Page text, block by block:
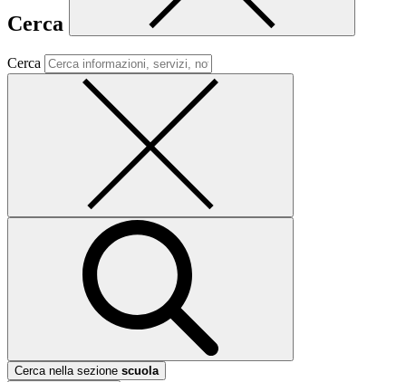
Cerca
Cerca
Cerca nella sezione scuola